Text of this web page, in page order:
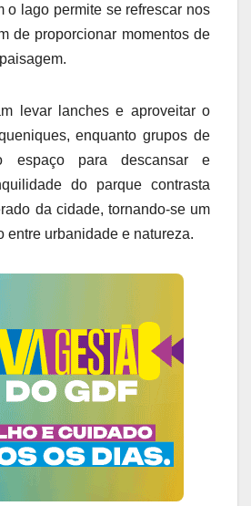
o lago permite se refrescar nos
de proporcionar momentos de
levar lanches e aproveitar o
enquanto grupos de
espaço para descansar e
do parque contrasta
da cidade, tornando-se um
entre urbanidade e natureza.